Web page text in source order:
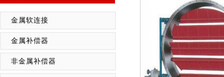
金属软连接
金属补偿器
非金属补偿器